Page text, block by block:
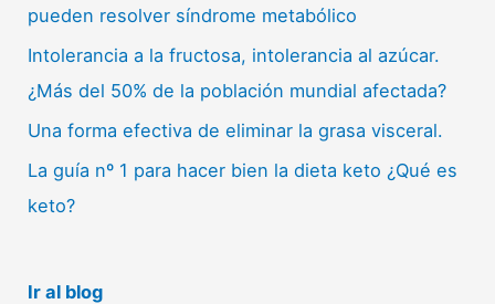
pueden resolver síndrome metabólico
Intolerancia a la fructosa, intolerancia al azúcar.
¿Más del 50% de la población mundial afectada?
Una forma efectiva de eliminar la grasa visceral.
La guía nº 1 para hacer bien la dieta keto ¿Qué es
keto?
Ir al blog